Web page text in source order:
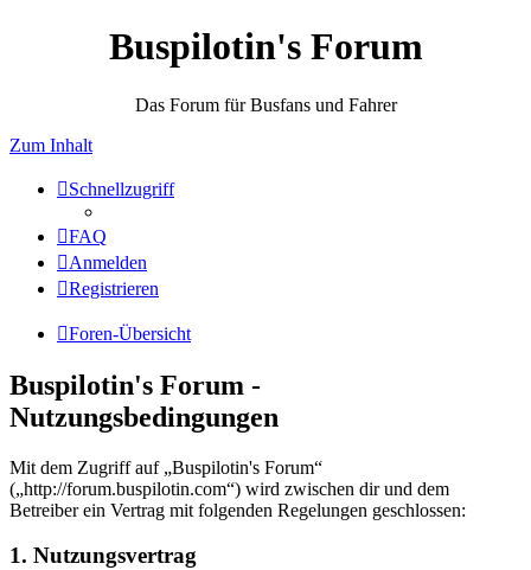
Buspilotin's Forum
Das Forum für Busfans und Fahrer
Zum Inhalt
Schnellzugriff
FAQ
Anmelden
Registrieren
Foren-Übersicht
Buspilotin's Forum -
Nutzungsbedingungen
Mit dem Zugriff auf „Buspilotin's Forum“
(„http://forum.buspilotin.com“) wird zwischen dir und dem
Betreiber ein Vertrag mit folgenden Regelungen geschlossen:
1. Nutzungsvertrag